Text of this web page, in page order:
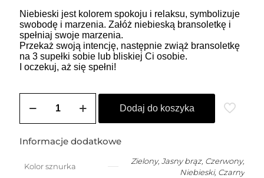
Niebieski jest kolorem spokoju i relaksu, symbolizuje
swobodę i marzenia. Załóż niebieską bransoletkę i
spełniaj swoje marzenia.
Przekaż swoją intencję, następnie zwiąż bransoletkę
na 3 supełki sobie lub bliskiej Ci osobie.
I oczekuj, aż się spełni!
SOLE
na
łańcuszku
Dodaj do koszyka
Informacje dodatkowe
Kolor sznurka
Zielony, Jasny brąz, Czerwony,
Niebieski, Czarny